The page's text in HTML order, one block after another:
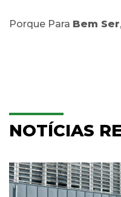
Porque Para Bem Ser
NOTÍCIAS